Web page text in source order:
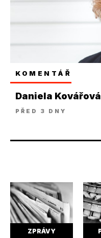
KOMENTÁŘ
Daniela
PŘED 3 DNY
ZPRÁVY